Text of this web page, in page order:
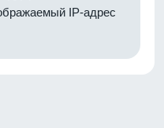
IP-адрес